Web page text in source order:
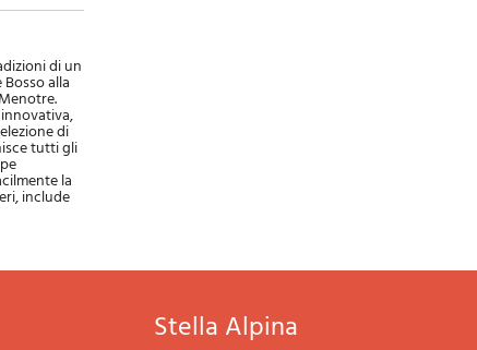
di un
alla
di
tutti gli
la
include
Stella Alpina